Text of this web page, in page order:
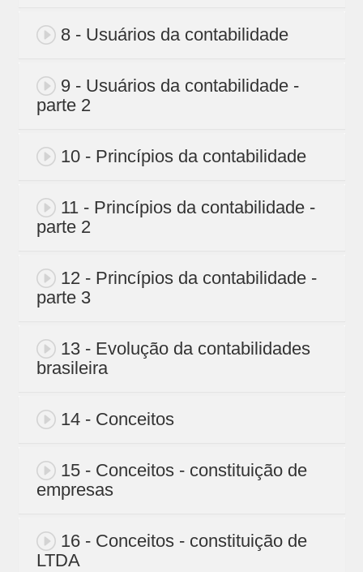
8 - Usuários da contabilidade
9 - Usuários da contabilidade -
parte 2
10 - Princípios da contabilidade
11 - Princípios da contabilidade -
parte 2
12 - Princípios da contabilidade -
parte 3
13 - Evolução da contabilidades
brasileira
14 - Conceitos
15 - Conceitos - constituição de
empresas
16 - Conceitos - constituição de
LTDA